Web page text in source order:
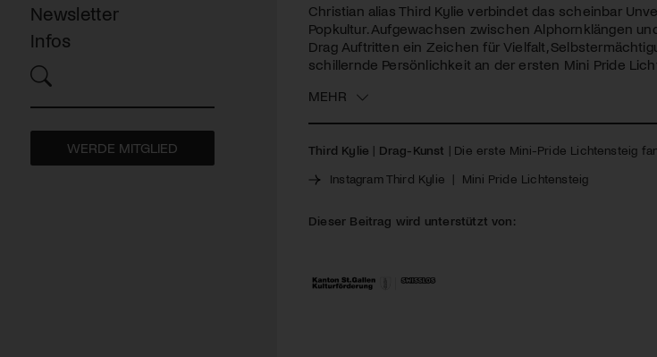
Newsletter
Infos
WERDE MITGLIED
Christian alias Third Kylie verbindet das scheinbar
Popkultur. Aufgewachsen zwischen Alphornklängen
Drag Auftritten ein Zeichen für Vielfalt,
schillernde Persönlichkeit an der ersten Mini Pride
MEHR
Third Kylie | Drag-Kunst | Die erste Mini-Pride Lichtensteig
Instagram Third Kylie | Mini Pride Lichtensteig
Dieser Beitrag wird unterstützt von: